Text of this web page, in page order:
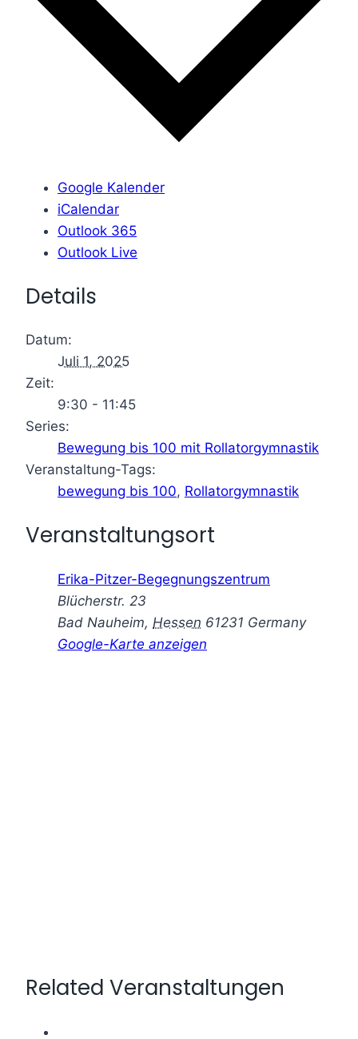
Google Kalender
iCalendar
Outlook 365
Outlook Live
Details
Datum:
Juli 1, 2025
Zeit:
9:30 - 11:45
Series:
Bewegung bis 100 mit Rollatorgymnastik
Veranstaltung-Tags:
bewegung bis 100, Rollatorgymnastik
Veranstaltungsort
Erika-Pitzer-Begegnungszentrum
Blücherstr. 23
Bad Nauheim, Hessen 61231 Germany
Google-Karte anzeigen
Related Veranstaltungen